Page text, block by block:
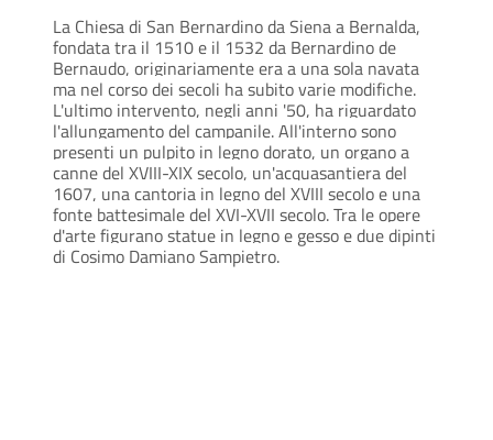
La Chiesa di San Bernardino da Siena a Bernalda,
fondata tra il 1510 e il 1532 da Bernardino de
Bernaudo, originariamente era a una sola navata
ma nel corso dei secoli ha subito varie modifiche.
L'ultimo intervento, negli anni '50, ha riguardato
l'allungamento del campanile. All'interno sono
presenti un pulpito in legno dorato, un organo a
canne del XVIII-XIX secolo, un'acquasantiera del
1607, una cantoria in legno del XVIII secolo e una
fonte battesimale del XVI-XVII secolo. Tra le opere
d'arte figurano statue in legno e gesso e due dipinti
di Cosimo Damiano Sampietro.